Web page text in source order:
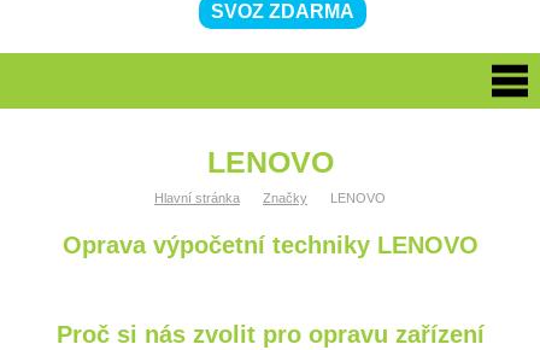
SVOZ ZDARMA
LENOVO
Hlavní stránka Značky LENOVO
Oprava výpočetní techniky LENOVO
Proč si nás zvolit pro opravu zařízení